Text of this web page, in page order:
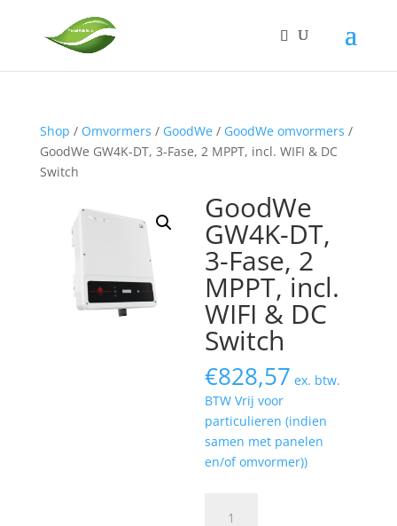
Shop / Omvormers / GoodWe/ GoodWe omvormers /
GoodWe GW4K-DT, 3-Fase, 2 MPPT, incl. WIFI & DC
Switch
GoodWe
GW4K-DT,
3-Fase, 2
MPPT, incl.
WIFI & DC
Switch
€828,57 ex. btw.
BTW Vrij voor
particulieren (indien
samen met panelen
en/of omvormer))